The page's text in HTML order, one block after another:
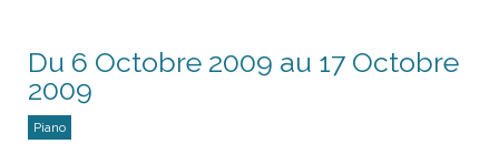
Du 6 Octobre 2009 au 17 Octobre
2009
Piano